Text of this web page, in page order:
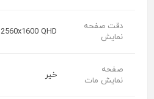
دقت صفحه
نمایش
2560x1600 QHD
صفحه
نمایش مات
خیر